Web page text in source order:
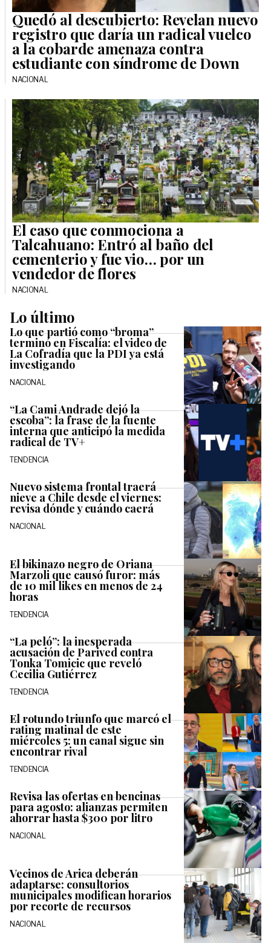
Quedó al descubierto: Revelan nuevo
registro que daría un radical vuelco
a la cobarde amenaza contra
estudiante con síndrome de Down
NACIONAL
El caso que conmociona a
Talcahuano: Entró al baño del
cementerio y fue vio… por un
vendedor de flores
NACIONAL
Lo último
Lo que partió como “broma”
terminó en Fiscalía: el video de
La Cofradía que la PDI ya está
investigando
NACIONAL
“La Cami Andrade dejó la
escoba”: la frase de la fuente
interna que anticipó la medida
radical de TV+
TENDENCIA
Nuevo sistema frontal traerá
nieve a Chile desde el viernes:
revisa dónde y cuándo caerá
NACIONAL
El bikinazo negro de Oriana
Marzoli que causó furor: más
de 10 mil likes en menos de 24
horas
TENDENCIA
“La peló”: la inesperada
acusación de Parived contra
Tonka Tomicic que reveló
Cecilia Gutiérrez
TENDENCIA
El rotundo triunfo que marcó el
rating matinal de este
miércoles 5: un canal sigue sin
encontrar rival
TENDENCIA
Revisa las ofertas en bencinas
para agosto: alianzas permiten
ahorrar hasta $300 por litro
NACIONAL
Vecinos de Arica deberán
adaptarse: consultorios
municipales modifican horarios
por recorte de recursos
NACIONAL